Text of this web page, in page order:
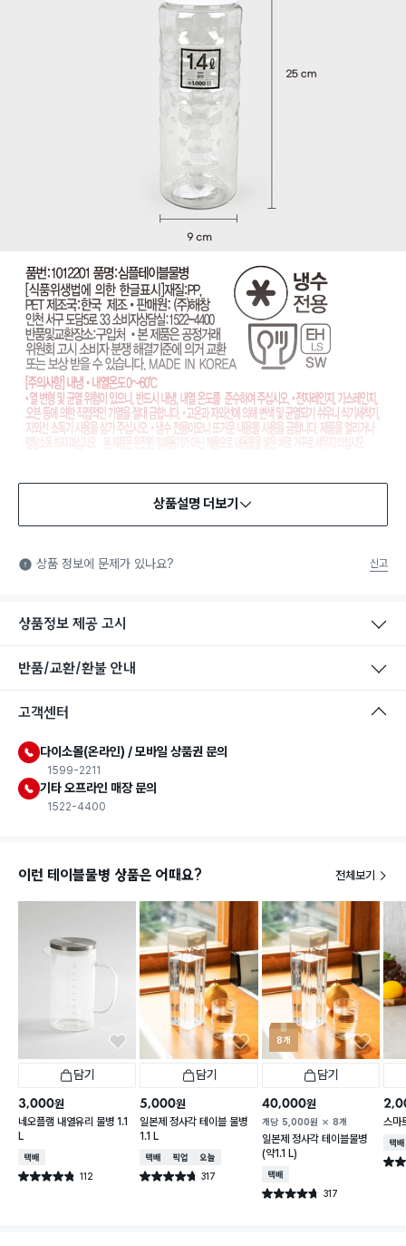
식품용 기구: 식품위생법에서 정한 규격에 따라 제조되어 식품 또
는 식품첨가물에 사용할 수 있는 식품용기구라는 표시입니다.
상품설명 더보기
상품 정보에 문제가 있나요? 신고
상품정보 제공 고시
반품/교환/환불 안내
고객센터
다이소몰(온라인) / 모바일 상품권 문의
1599-2211
기타 오프라인 매장 문의
1522-4400
이런 테이블물병 상품은 어때요? 전체보기
담기
3,000원
네오플램 내열유리 물병 1.1
L
택배배송
별점 4.8점 112
건 작성
담기
5,000원
일본제 정사각 테이블 물병
1.1 L
택배배송매장픽업오늘배송
별점 4.7점 317
건 작성
8개
담기
40,000원
개당 5,000원 8개
일본제 정사각 테이블물병
(약1.1 L)
택배배송
별점 4.7점 317
건 작성
스마
택배
별점